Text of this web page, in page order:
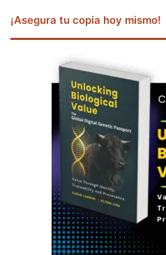
¡Asegura tu copia hoy mismo!